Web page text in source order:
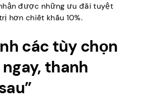
được những ưu đãi tuyệt
hơn chiết khấu 10%.
các tùy chọn
ngay, thanh